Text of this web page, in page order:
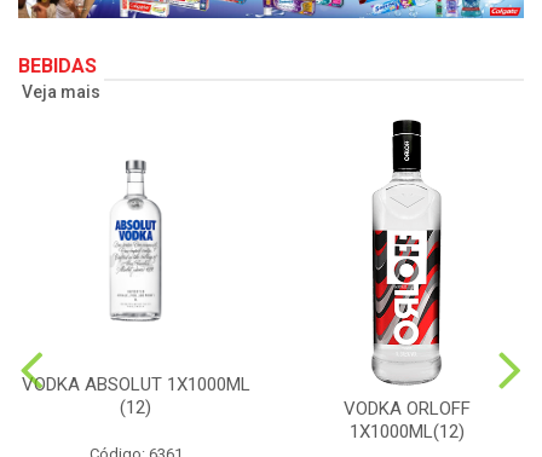
BEBIDAS
Veja mais
VODKA ABSOLUT 1X1000ML
(12)
VODKA ORLOFF
1X1000ML(12)